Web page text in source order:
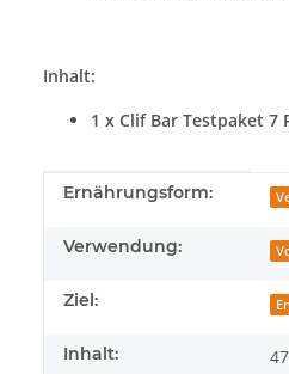
Inhalt:
1 x Clif Bar Testpaket 7
Produkteigenschaft
Wert
Ernährungsform:
Verwendung:
Ziel:
Inhalt: